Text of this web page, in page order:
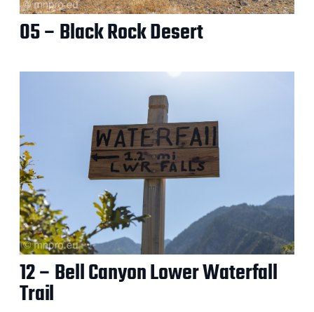
05 – Black Rock Desert
12 – Bell Canyon Lower Waterfall
Trail